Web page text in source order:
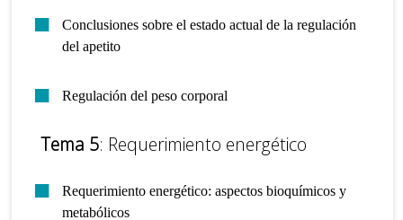
Conclusiones sobre el estado actual de la regulación
del apetito
Regulación del peso corporal
Tema 5: Requerimiento energético
Requerimiento energético: aspectos bioquímicos y
metabólicos